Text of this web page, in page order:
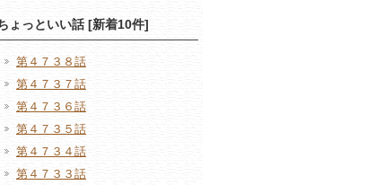
ょっといい話 [新着10件]
第４７３８話
第４７３７話
第４７３６話
第４７３５話
第４７３４話
第４７３３話